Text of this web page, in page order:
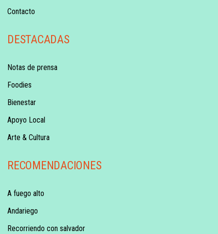
Contacto
DESTACADAS
Notas de prensa
Foodies
Bienestar
Apoyo Local
Arte & Cultura
RECOMENDACIONES
A fuego alto
Andariego
Recorriendo con salvador